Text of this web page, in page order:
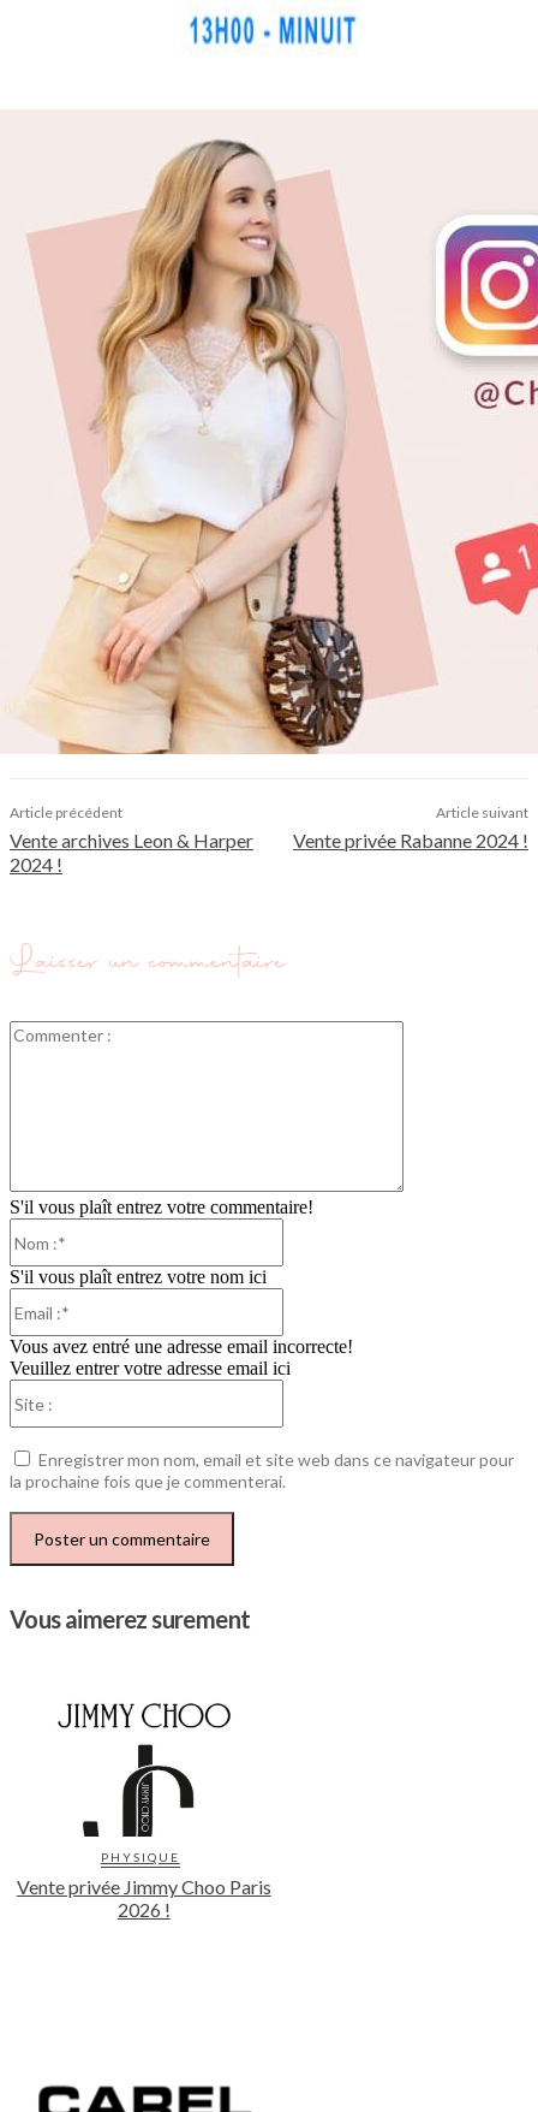
Article précédent
Vente archives Leon & Harper
2024 !
Article suivant
Vente privée Rabanne 2024 !
Laisser un commentaire
S'il vous plaît entrez votre commentaire!
S'il vous plaît entrez votre nom ici
Vous avez entré une adresse email incorrecte!
Veuillez entrer votre adresse email ici
Enregistrer mon nom, email et site web dans ce navigateur pour
la prochaine fois que je commenterai.
Vous aimerez surement
PHYSIQUE
Vente privée Jimmy Choo Paris
2026 !